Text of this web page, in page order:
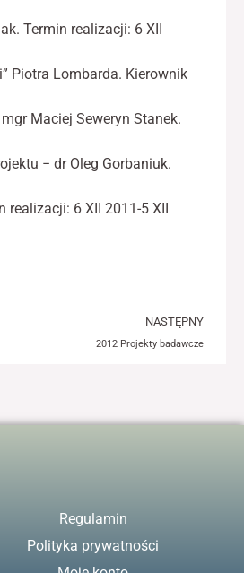
Termin realizacji: 6 XII
Piotra Lombarda. Kierownik
Maciej Seweryn Stanek.
− dr Oleg Gorbaniuk.
6 XII 2011-5 XII
NASTĘPNY
2012 Projekty badawcze
Regulamin
Polityka prywatności